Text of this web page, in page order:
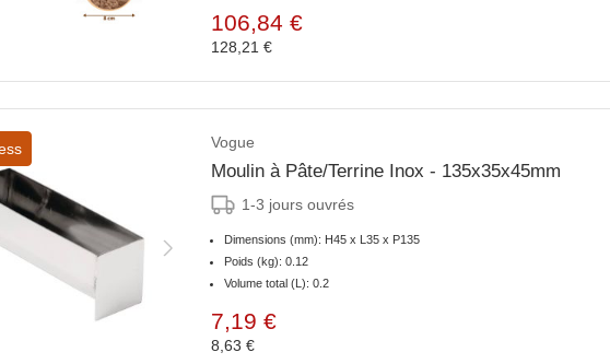
106,84 €
128,21 €
Vogue
Moulin à Pâte/Terrine Inox - 135x35x45mm
1-3 jours ouvrés
Dimensions (mm): H45 x L35 x P135
Poids (kg): 0.12
Volume total (L): 0.2
7,19 €
8,63 €